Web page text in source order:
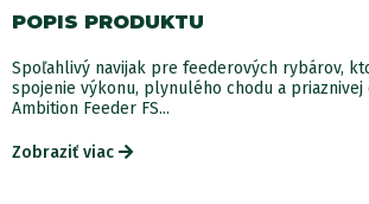
POPIS PRODUKTU
Spoľahlivý navijak pre feederových rybárov,
spojenie výkonu, plynulého chodu a priaznivej
Ambition Feeder FS...
Zobraziť viac